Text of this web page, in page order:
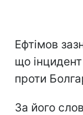
Ефтімов
що
проти
За його